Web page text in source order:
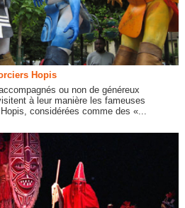
Hopis
ou non de généreux
à leur manière les fameuses
considérées comme des «...